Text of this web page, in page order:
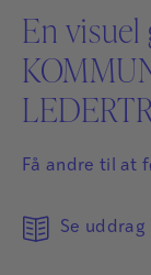
En
Få andre til at
Se uddrag